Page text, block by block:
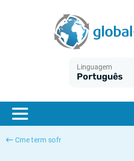
Linguagem
Português
Cme term sofr
ESTER
SONIA
O que é a inflação do IPC?
O que é a inflação do IHPC?
Inflação Estados Unidos
Inflação Europa
Taxas Euribor históricas
Taxas ESTER históricas
Taxas SONIA históricas
Taxas TONAR históricas
Calculadora de inflação